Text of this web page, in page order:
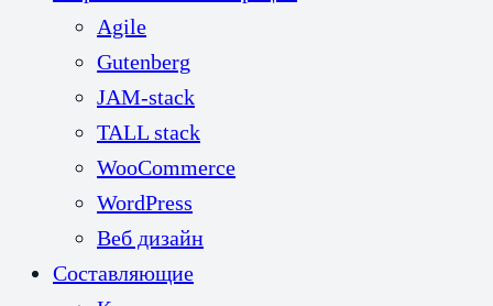
Agile
Gutenberg
JAM-stack
TALL stack
WooCommerce
WordPress
Веб дизайн
Составляющие